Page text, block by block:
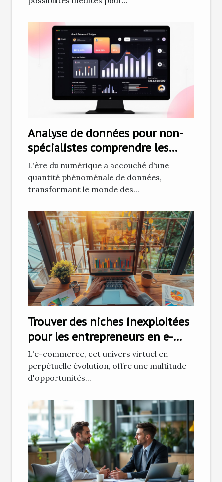
Analyse de données pour non-
spécialistes comprendre les
bases pour mieux décider
L'ère du numérique a accouché d'une
quantité phénoménale de données,
transformant le monde des...
Trouver des niches inexploitées
pour les entrepreneurs en e-
commerce
L'e-commerce, cet univers virtuel en
perpétuelle évolution, offre une multitude
d'opportunités...